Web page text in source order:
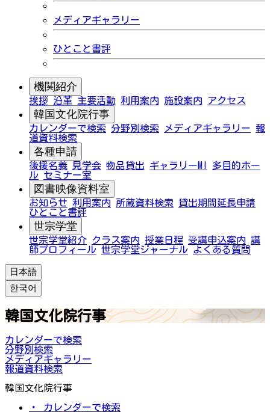
メディアギャラリー
ひとこと書評
機関紹介
挨拶 沿革 主要活動 利用案内 施設案内 アクセス
韓国文化院行事
カレンダーで検索 分野別検索 メディアギャラリー 報
道資料検索
各種申請
後援名義 見学会 物品貸出 ギャラリーMI
多目的ホー
ル セミナー室
図書映像資料室
お知らせ 利用案内 所蔵資料検索
貸出期間延長申請
ひとこと書評
世宗学堂
世宗学堂紹介 クラス案内 授業日程 受講申込案内 講
師プロフィール 世宗学堂ジャーナル よくある質問
日本語
한국어
韓国文化院行事
カレンダーで検索
分野別検索
メディアギャラリー
報道資料検索
韓国文化院行事
・ カレンダーで検索